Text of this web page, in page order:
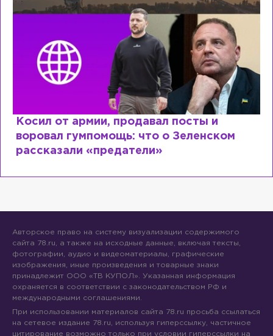
Косил от армии, продавал посты и
воровал гумпомощь: что о Зеленском
рассказали «предатели»
Авторское право на систему визуализации содержимого
сайта 78.ru, а также на исходные данные, включая тексты,
фотографии, аудио и видеоматериалы, графические
изображения, иные произведения и товарные знаки
принадлежит ООО «ТВ КУПОЛ». Указанная информация
охраняется в соответствии с законодательством РФ и
международными соглашениями.
При использовании материалов сайта 78.ru просьба ссылаться
на сетевое издание 78.ru, используя гиперссылку, частичное
цитирование возможно только при условии гиперссылки на